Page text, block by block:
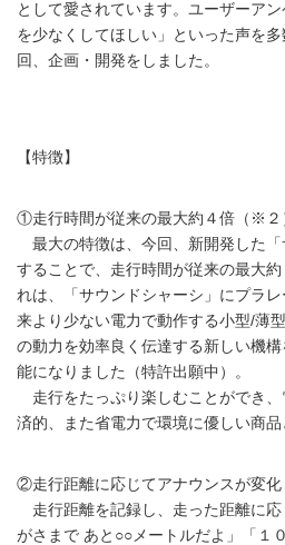
として愛されています。ユーザーア
を少なくしてほしい」といった声を
回、企画・開発をしました。
【特徴】
①走行時間が従来の最大約４倍（※２
最大の特徴は、今回、新開発した「
することで、走行時間が従来の最大
れは、「サウンドシャーシ」にプラ
来より少ない電力で動作する小型/薄
の動力を効率良く伝達する新しい機
能になりました（特許出願中）。
走行をたっぷり楽しむことができ、
済的、また省電力で環境に優しい商品
②走行距離に応じてアナウンスが変化
走行距離を記録し、走った距離に応
がさまで あと○○メートルだよ」「１